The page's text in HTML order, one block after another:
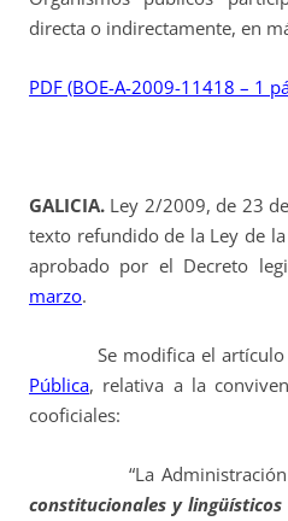
directa o indirectamente, en
PDF (BOE-A-2009-11418 – 1
GALICIA. Ley 2/2009, de 23
texto refundido de la Ley de
aprobado por el Decreto
marzo.
Se modifica el artículo
Pública, relativa a la
cooficiales:
“La
constitucionales y lingüísticos